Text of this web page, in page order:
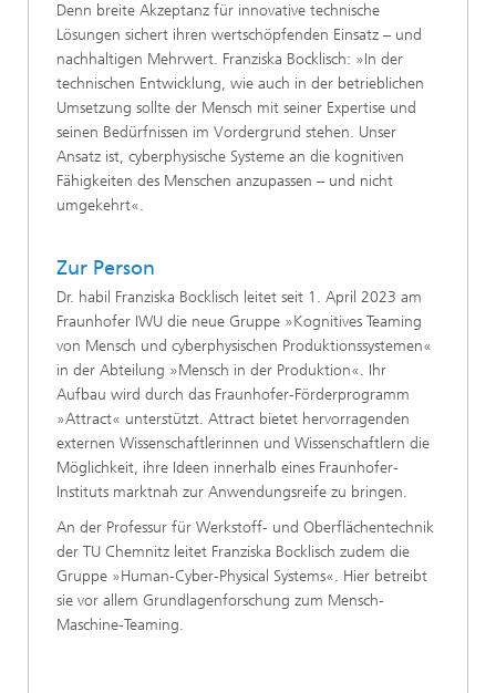
Denn breite Akzeptanz für innovative technische
Lösungen sichert ihren wertschöpfenden Einsatz – und
nachhaltigen Mehrwert. Franziska Bocklisch: »In der
technischen Entwicklung, wie auch in der betrieblichen
Umsetzung sollte der Mensch mit seiner Expertise und
seinen Bedürfnissen im Vordergrund stehen. Unser
Ansatz ist, cyberphysische Systeme an die kognitiven
Fähigkeiten des Menschen anzupassen – und nicht
umgekehrt«.
Zur Person
Dr. habil Franziska Bocklisch leitet seit 1. April 2023 am
Fraunhofer IWU die neue Gruppe »Kognitives Teaming
von Mensch und cyberphysischen Produktionssystemen«
in der Abteilung »Mensch in der Produktion«. Ihr
Aufbau wird durch das Fraunhofer-Förderprogramm
»Attract« unterstützt. Attract bietet hervorragenden
externen Wissenschaftlerinnen und Wissenschaftlern die
Möglichkeit, ihre Ideen innerhalb eines Fraunhofer-
Instituts marktnah zur Anwendungsreife zu bringen.
An der Professur für Werkstoff- und Oberflächentechnik
der TU Chemnitz leitet Franziska Bocklisch zudem die
Gruppe »Human-Cyber-Physical Systems«. Hier betreibt
sie vor allem Grundlagenforschung zum Mensch-
Maschine-Teaming.